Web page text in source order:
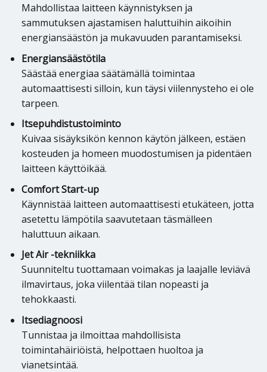
Mahdollistaa laitteen käynnistyksen ja
sammutuksen ajastamisen haluttuihin aikoihin
energiansäästön ja mukavuuden parantamiseksi.
Energiansäästötila
Säästää energiaa säätämällä toimintaa
automaattisesti silloin, kun täysi viilennysteho ei ole
tarpeen.
Itsepuhdistustoiminto
Kuivaa sisäyksikön kennon käytön jälkeen, estäen
kosteuden ja homeen muodostumisen ja pidentäen
laitteen käyttöikää.
Comfort Start-up
Käynnistää laitteen automaattisesti etukäteen, jotta
asetettu lämpötila saavutetaan täsmälleen
haluttuun aikaan.
Jet Air -tekniikka
Suunniteltu tuottamaan voimakas ja laajalle leviävä
ilmavirtaus, joka viilentää tilan nopeasti ja
tehokkaasti.
Itsediagnoosi
Tunnistaa ja ilmoittaa mahdollisista
toimintahäiriöistä, helpottaen huoltoa ja
vianetsintää.